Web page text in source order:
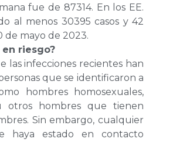
fue de 87314. En los EE.
al menos 30395 casos y 42
de mayo de 2023.
en riesgo?
las infecciones recientes han
que se identificaron a
hombres homosexuales,
otros hombres que tienen
Sin embargo, cualquier
haya estado en contacto